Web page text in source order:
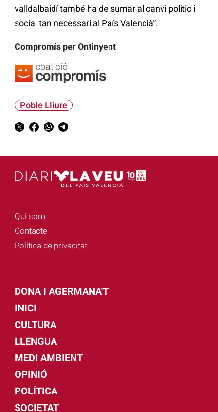
valldalbaidí també ha de sumar al canvi polític i
social tan necessari al País Valencià”.
Compromís per Ontinyent
Poble Lliure
Qui som
Contacte
Política de privacitat
DONA I AGERMANA'T
INICI
CULTURA
LLENGUA
MEDI AMBIENT
OPINIÓ
POLÍTICA
SOCIETAT